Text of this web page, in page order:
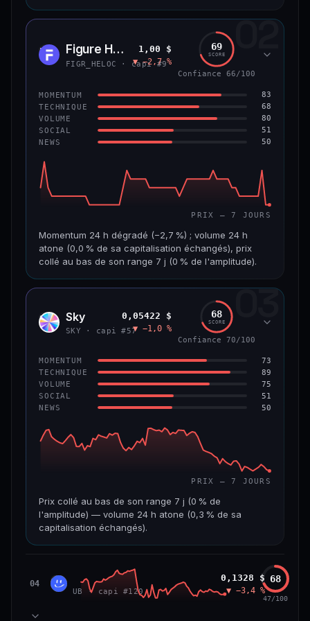
CAP. MARCHÉ VOLUME 24 H
VAR. 7 J VAR. 30 J
+2,0 %
VS ATH
−8,5 %
CONFIANCE 69/100
02
FIGR Figure Heloc
FIGR_HELOC · capi #9
1,00 $
▼ −2,7 %
69
SCORE
Confiance 66/100
MOMENTUM 83
TECHNIQUE 68
VOLUME 80
SOCIAL 51
NEWS 50
PRIX — 7 JOURS
Momentum 24 h dégradé (−2,7 %) ; volume 24 h
atone (0,0 % de sa capitalisation échangés), prix
collé au bas de son range 7 j (0 % de l'amplitude).
CAP. MARCHÉ VOLUME 24 H
VAR. 7 J VAR. 30 J
−3,2 %
VS ATH
−5,6 %
RANG CAPI.
#9
CONFIANCE 66/100
03
SKY Sky
SKY · capi #57
0,05422 $
▼ −1,0 %
68
SCORE
Confiance 70/100
MOMENTUM 73
TECHNIQUE 89
VOLUME 75
SOCIAL 51
NEWS 50
PRIX — 7 JOURS
Prix collé au bas de son range 7 j (0 % de
l'amplitude) — volume 24 h atone (0,3 % de sa
capitalisation échangés).
VAR. 7 J VAR. 30 J
04 UB Unibase
UB · capi #120
0,1328 $
▼ −3,4 %
68
47/100